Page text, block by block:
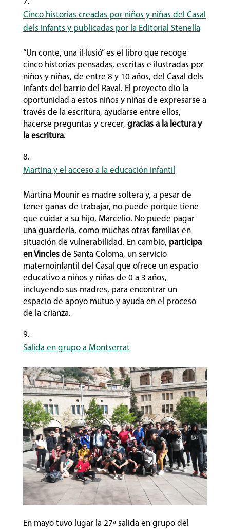
Cinco historias creadas por niños y niñas del Casal
dels Infants y publicadas por la Editorial Stenella
“Un conte, una il·lusió” es el libro que recoge
cinco historias pensadas, escritas e ilustradas por
niños y niñas, de entre 8 y 10 años, del Casal dels
Infants del barrio del Raval. El proyecto dio la
oportunidad a estos niños y niñas de expresarse a
través de la escritura, ayudarse entre ellos,
hacerse preguntas y crecer, gracias a la lectura y
la escritura.
Martina y el acceso a la educación infantil
Martina Mounir es madre soltera y, a pesar de
tener ganas de trabajar, no puede porque tiene
que cuidar a su hijo, Marcelio. No puede pagar
una guardería, como muchas otras familias en
situación de vulnerabilidad. En cambio, participa
en Vinclesde Santa Coloma, un servicio
maternoinfantil del Casal que ofrece un espacio
educativo a niños y niñas de 0 a 3 años,
incluyendo sus madres, para encontrar un
espacio de apoyo mutuo y ayuda en el proceso
de la crianza.
Salida en grupo a Montserrat
En mayo tuvo lugar la 27ª salida en grupo del